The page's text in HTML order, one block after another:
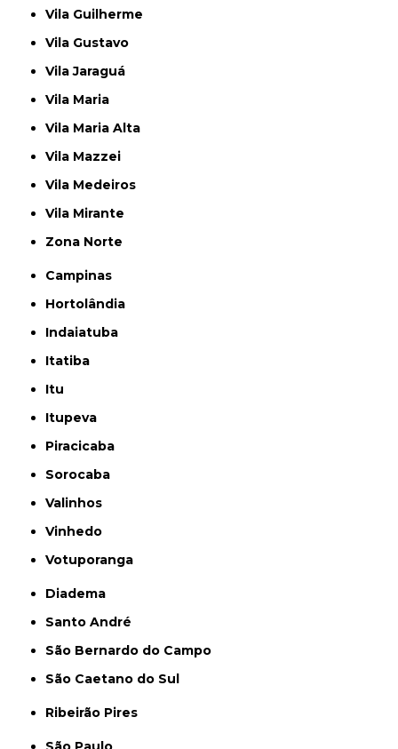
Vila Guilherme
Vila Gustavo
Vila Jaraguá
Vila Maria
Vila Maria Alta
Vila Mazzei
Vila Medeiros
Vila Mirante
Zona Norte
Campinas
Hortolândia
Indaiatuba
Itatiba
Itu
Itupeva
Piracicaba
Sorocaba
Valinhos
Vinhedo
Votuporanga
Diadema
Santo André
São Bernardo do Campo
São Caetano do Sul
Ribeirão Pires